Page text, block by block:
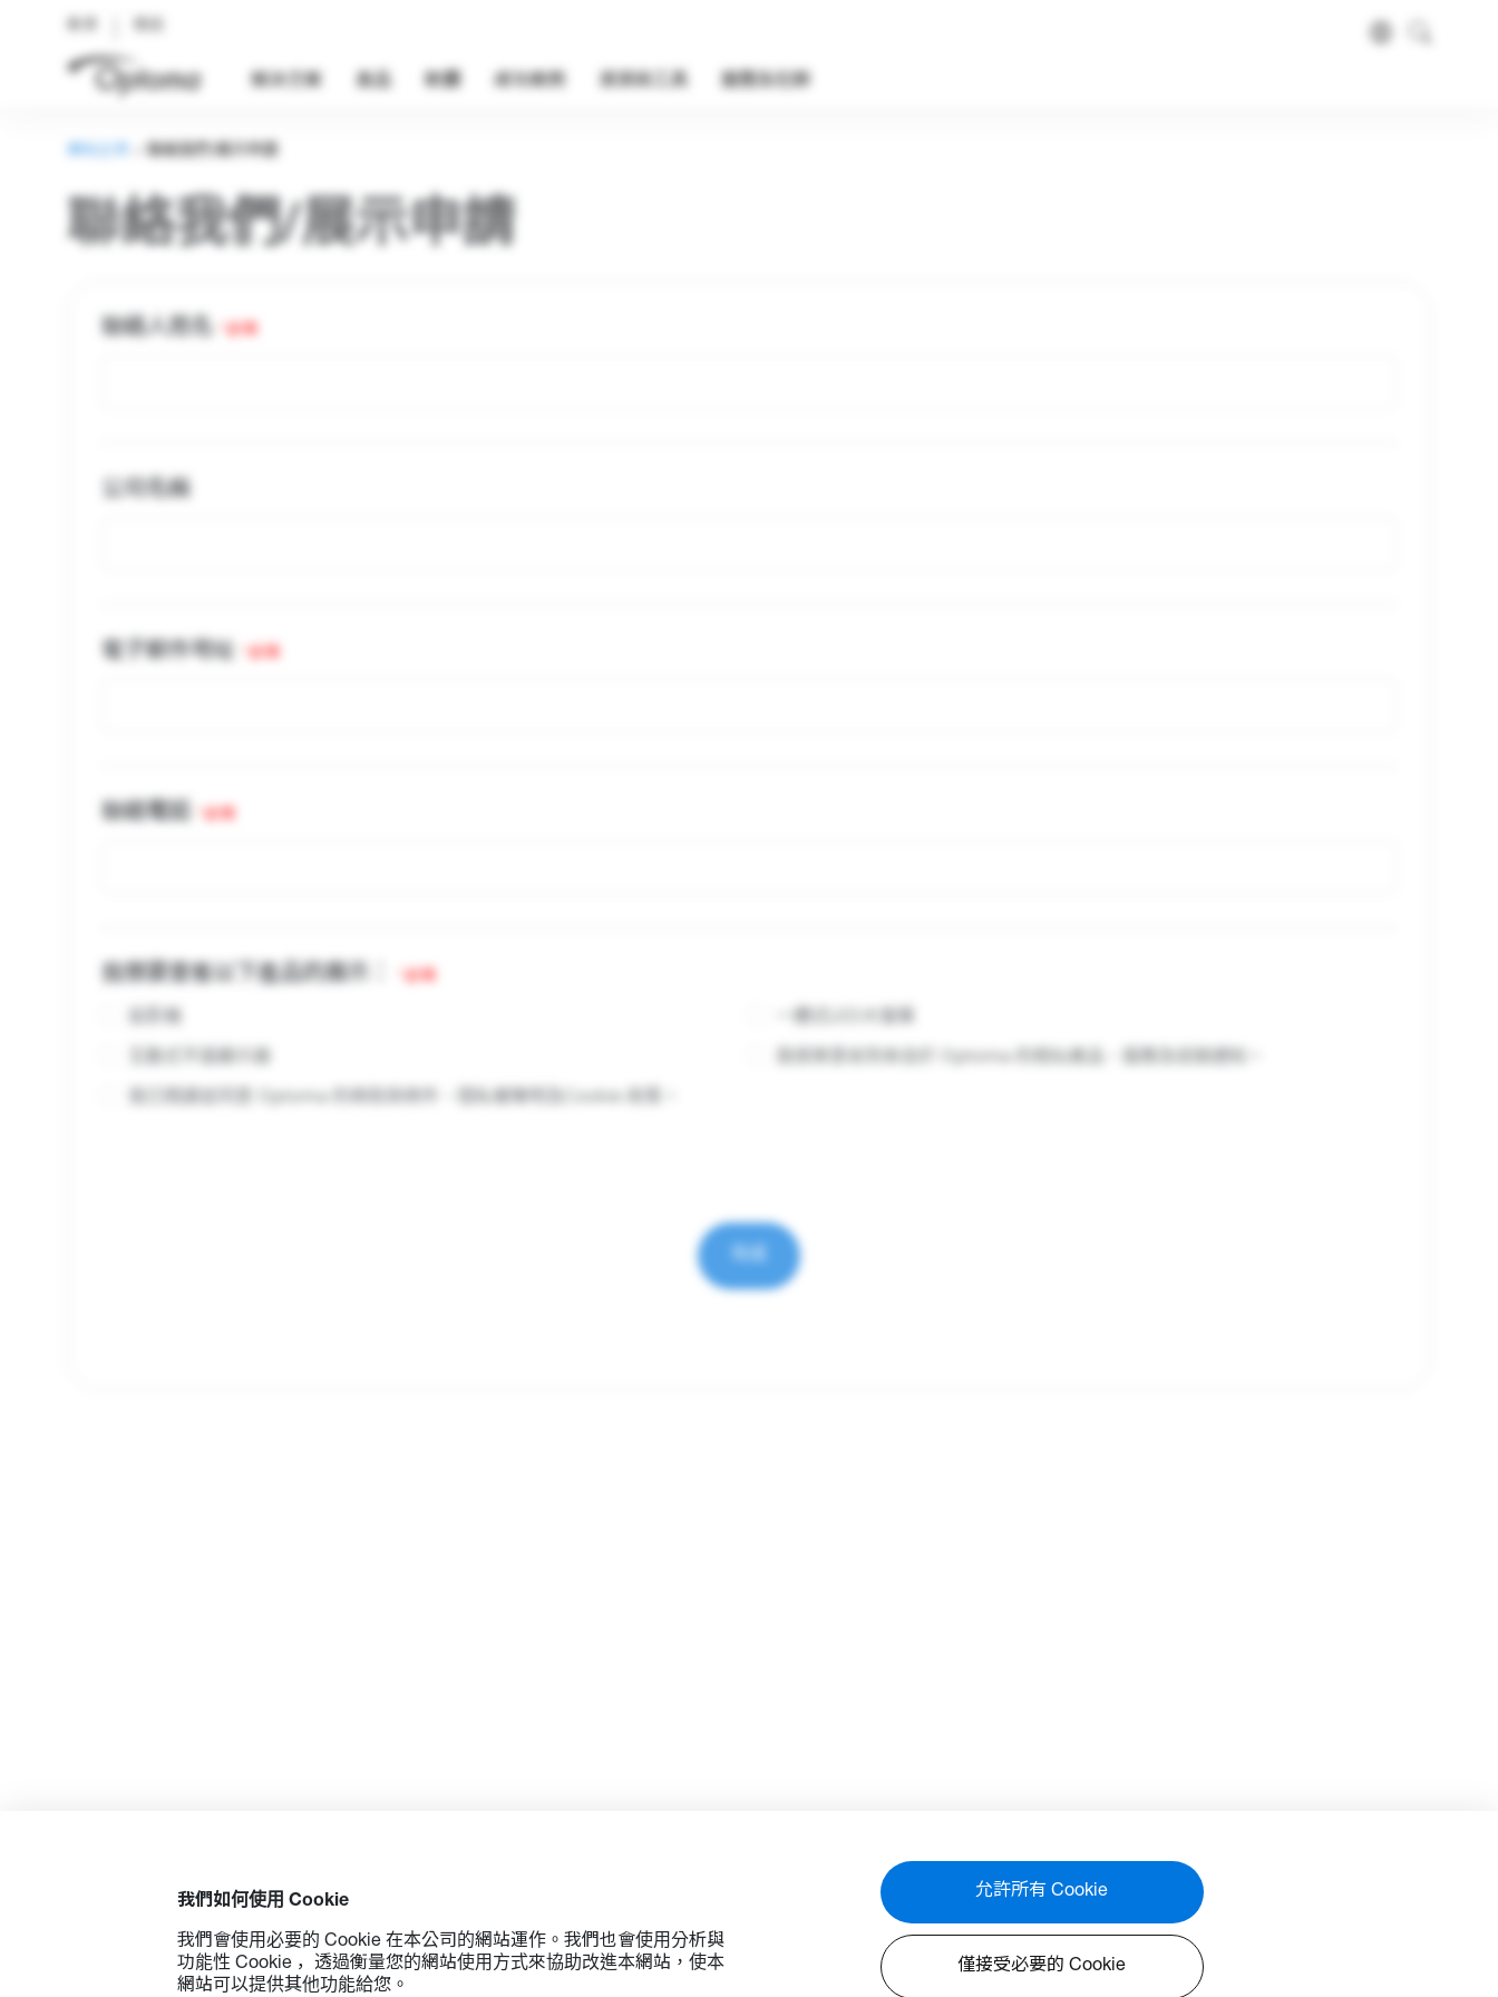
教育
解決方案 產品 軟體 成功案例 資源與工具 服務及社群
我們如何使用 Cookie
我們會使用必要的 Cookie 在本公司的網站運作。我們也會使用分析與
功能性 Cookie ，透過衡量您的網站使用方式來協助改進本網站，使本
網站可以提供其他功能給您。
允許所有 Cookie
僅接受必要的 Cookie
網站主頁 聯絡我們/展示申請
聯絡我們/展示申請
聯絡人姓名 *必填
公司名稱
電子郵件地址 *必填
聯絡電話 *必填
我想要查看以下產品的展示： *必填
投影機
一體式LED大螢幕
互動式平面顯示器
我很樂意收到來自於 Optoma 的相似產品、服務及促銷通知。
我已閱讀並同意 Optoma 的條款與條件、隱私權聲明及Cookie 政策。